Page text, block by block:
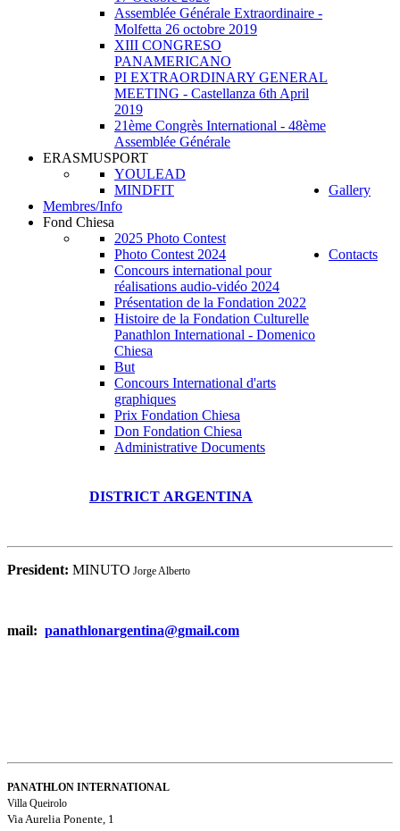
Assemblée Générale Extraordinaire -
Molfetta 26 octobre 2019
XIII CONGRESO
PANAMERICANO
PI EXTRAORDINARY GENERAL
MEETING - Castellanza 6th April
2019
21ème Congrès International - 48ème
Assemblée Générale
ERASMUSPORT
YOULEAD
MINDFIT
Gallery
Membres/Info
Fond Chiesa
2025 Photo Contest
Photo Contest 2024
Concours international pour
réalisations audio-vidéo 2024
Présentation de la Fondation 2022
Histoire de la Fondation Culturelle
Panathlon International - Domenico
Chiesa
But
Concours International d'arts
graphiques
Prix Fondation Chiesa
Don Fondation Chiesa
Administrative Documents
Contacts
DISTRICT ARGENTINA
President: MINUTO Jorge Alberto
mail: panathlonargentina@gmail.com
PANATHLON INTERNATIONAL
Villa Queirolo
Via Aurelia Ponente, 1